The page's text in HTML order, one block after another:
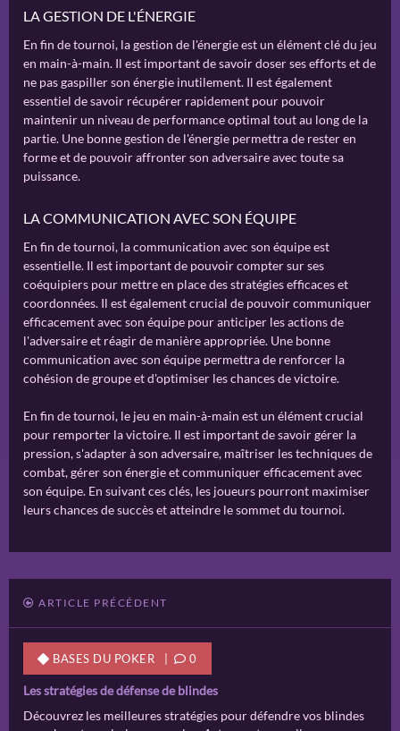
LA GESTION DE L'ÉNERGIE
En fin de tournoi, la gestion de l'énergie est un élément clé du jeu
en main-à-main. Il est important de savoir doser ses efforts et de
ne pas gaspiller son énergie inutilement. Il est également
essentiel de savoir récupérer rapidement pour pouvoir
maintenir un niveau de performance optimal tout au long de la
partie. Une bonne gestion de l'énergie permettra de rester en
forme et de pouvoir affronter son adversaire avec toute sa
puissance.
LA COMMUNICATION AVEC SON ÉQUIPE
En fin de tournoi, la communication avec son équipe est
essentielle. Il est important de pouvoir compter sur ses
coéquipiers pour mettre en place des stratégies efficaces et
coordonnées. Il est également crucial de pouvoir communiquer
efficacement avec son équipe pour anticiper les actions de
l'adversaire et réagir de manière appropriée. Une bonne
communication avec son équipe permettra de renforcer la
cohésion de groupe et d'optimiser les chances de victoire.
En fin de tournoi, le jeu en main-à-main est un élément crucial
pour remporter la victoire. Il est important de savoir gérer la
pression, s'adapter à son adversaire, maîtriser les techniques de
combat, gérer son énergie et communiquer efficacement avec
son équipe. En suivant ces clés, les joueurs pourront maximiser
leurs chances de succès et atteindre le sommet du tournoi.
ARTICLE PRÉCÉDENT
BASES DU POKER | 0
Les stratégies de défense de blindes
Découvrez les meilleures stratégies pour défendre vos blindes